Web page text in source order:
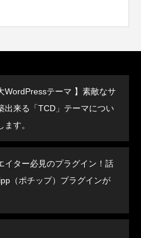
WordPressテーマ 】素敵なサ
出来る「TCD」テーマについ
ます。
イター必見のプラグイン！話
（ポチップ）プラグインが